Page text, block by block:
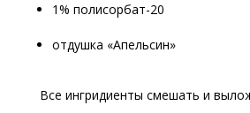
1% полисорбат-20
отдушка «Апельсин»
Все ингридиенты смешать и